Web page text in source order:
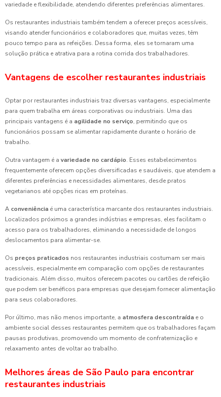
variedade e flexibilidade, atendendo diferentes preferências alimentares.
Os restaurantes industriais também tendem a oferecer preços acessíveis,
visando atender funcionários e colaboradores que, muitas vezes, têm
pouco tempo para as refeições. Dessa forma, eles se tornaram uma
solução prática e atrativa para a rotina corrida dos trabalhadores.
Vantagens de escolher restaurantes industriais
Optar por restaurantes industriais traz diversas vantagens, especialmente
para quem trabalha em áreas corporativas ou industriais. Uma das
principais vantagens é a agilidade no serviço, permitindo que os
funcionários possam se alimentar rapidamente durante o horário de
trabalho.
Outra vantagem é a variedade no cardápio. Esses estabelecimentos
frequentemente oferecem opções diversificadas e saudáveis, que atendem a
diferentes preferências e necessidades alimentares, desde pratos
vegetarianos até opções ricas em proteínas.
A conveniência é uma característica marcante dos restaurantes industriais.
Localizados próximos a grandes indústrias e empresas, eles facilitam o
acesso para os trabalhadores, eliminando a necessidade de longos
deslocamentos para alimentar-se.
Os preços praticados nos restaurantes industriais costumam ser mais
acessíveis, especialmente em comparação com opções de restaurantes
tradicionais. Além disso, muitos oferecem pacotes ou cartões de refeição
que podem ser benéficos para empresas que desejam fornecer alimentação
para seus colaboradores.
Por último, mas não menos importante, a atmosfera descontraída e o
ambiente social desses restaurantes permitem que os trabalhadores façam
pausas produtivas, promovendo um momento de confraternização e
relaxamento antes de voltar ao trabalho.
Melhores áreas de São Paulo para encontrar
restaurantes industriais